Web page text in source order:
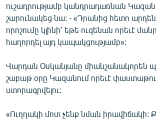
«Ազատության» բոլոր կայքերը
ուշադրությամբ կանդրադառնան
շարունակեց նա: - «Դրանից հետո
որոշումը կլինի՝ եթե ուզենան որեւէ
հաղորդել այդ կապակցությամբ»:
Վարդան Օսկանյանը միանշանակորեն
շաբաթ օրը Կազանում որեւէ
ստորագրվելու:
«Ուղղակի մոտ չենք նման իրավիճակի: